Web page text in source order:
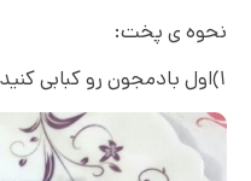
نحوه ی پخت:
۱)اول بادمجون رو کبابی کنید